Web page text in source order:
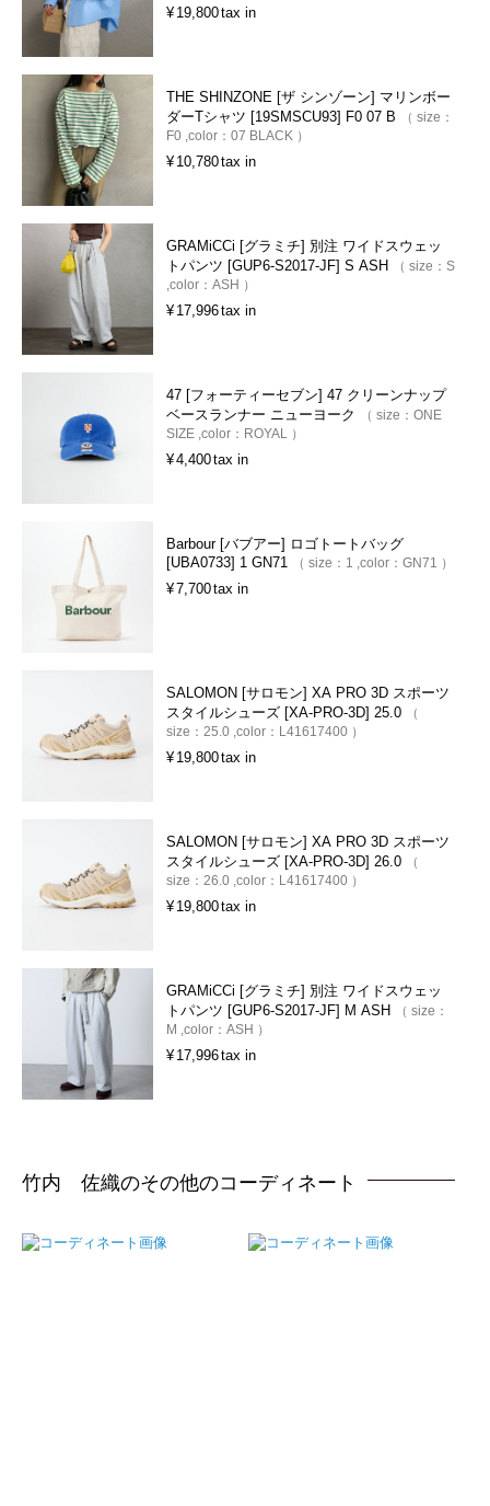
¥ 19,800tax in
THE SHINZONE [ザ シンゾーン] マリンボー
ダーTシャツ [19SMSCU93] F0 07 B
size：
F0 color： 07 BLACK
¥ 10,780tax in
GRAMiCCi [グラミチ] 別注 ワイドスウェッ
トパンツ [GUP6-S2017-JF] S ASH
size： S
color： ASH
¥ 17,996tax in
47 [フォーティーセブン] 47 クリーンナップ
ベースランナー ニューヨーク
size： ONE
SIZE color： ROYAL
¥4,400tax in
Barbour [バブアー] ロゴトートバッグ
[UBA0733] 1 GN71
size： 1 color： GN71
¥7,700tax in
SALOMON [サロモン] XA PRO 3D スポーツ
スタイルシューズ [XA-PRO-3D] 25.0
size： 25.0 color： L41617400
¥ 19,800tax in
SALOMON [サロモン] XA PRO 3D スポーツ
スタイルシューズ [XA-PRO-3D] 26.0
size： 26.0 color： L41617400
¥ 19,800tax in
GRAMiCCi [グラミチ] 別注 ワイドスウェッ
トパンツ [GUP6-S2017-JF] M ASH
size：
M color： ASH
¥ 17,996tax in
竹内 佐織のその他のコーディネート